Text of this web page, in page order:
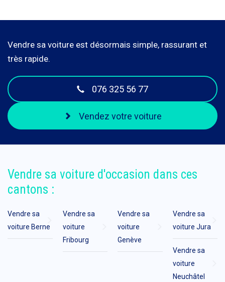
Vendre sa voiture est désormais simple, rassurant et
très rapide.
076 325 56 77
Vendez votre voiture
Vendre sa voiture d'occasion dans ces
cantons :
Vendre sa
voiture Berne
Vendre sa
voiture
Fribourg
Vendre sa
voiture
Genève
Vendre sa
voiture Jura
Vendre sa
voiture
Neuchâtel